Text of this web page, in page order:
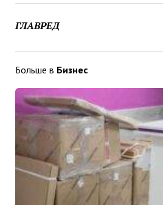
ГЛАВРЕД
Больше в Бизнес